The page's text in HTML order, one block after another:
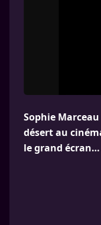
Sophie
désert au
le grand